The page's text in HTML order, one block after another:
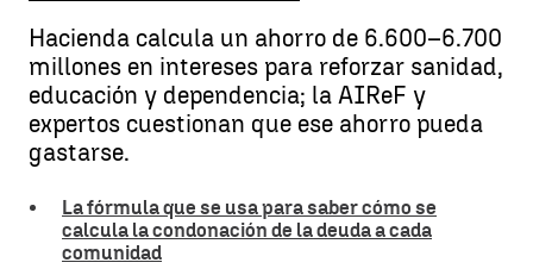
Hacienda calcula un ahorro de 6.600–6.700
millones en intereses para reforzar sanidad,
educación y dependencia; la AIReF y
expertos cuestionan que ese ahorro pueda
gastarse.
La fórmula que se usa para saber cómo se
calcula la condonación de la deuda a cada
comunidad